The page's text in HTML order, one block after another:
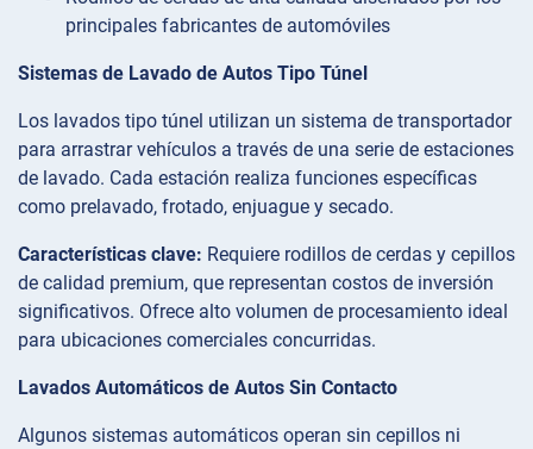
principales fabricantes de automóviles
Sistemas de Lavado de Autos Tipo Túnel
Los lavados tipo túnel utilizan un sistema de transportador
para arrastrar vehículos a través de una serie de estaciones
de lavado. Cada estación realiza funciones específicas
como prelavado, frotado, enjuague y secado.
Características clave: Requiere rodillos de cerdas y cepillos
de calidad premium, que representan costos de inversión
significativos. Ofrece alto volumen de procesamiento ideal
para ubicaciones comerciales concurridas.
Lavados Automáticos de Autos Sin Contacto
Algunos sistemas automáticos operan sin cepillos ni